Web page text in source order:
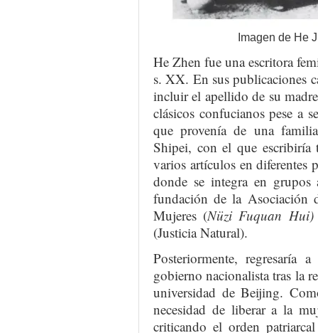
Imagen de He
He Zhen fue una escritora
s. XX. En sus publicaciones
incluir el apellido de su
clásicos confucianos pese a
que provenía de una
Shipei, con el que escribiría
varios artículos en diferentes
donde se integra en grupos
fundación de la Asociación
Mujeres (Nüzi Fuquan
(Justicia Natural).
Posteriormente, regresaría
gobierno nacionalista tras la
universidad de Beijing.
necesidad de liberar a la
criticando el orden